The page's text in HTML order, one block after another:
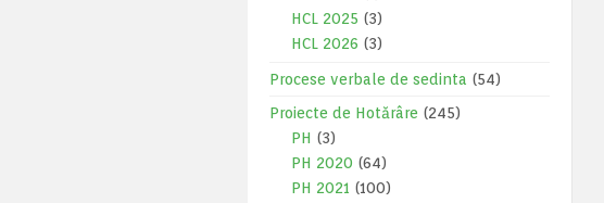
HCL 2025 (3)
HCL 2026 (3)
Procese verbale de sedinta (54)
Proiecte de Hotărâre (245)
PH (3)
PH 2020 (64)
PH 2021 (100)